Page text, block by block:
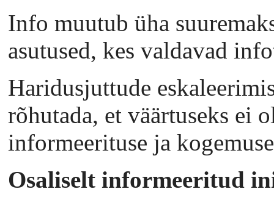
Info muutub üha
asutused, kes valdavad
Haridusjuttude
rõhutada, et väärtuseks ei
informeerituse ja
Osaliselt informeeritud